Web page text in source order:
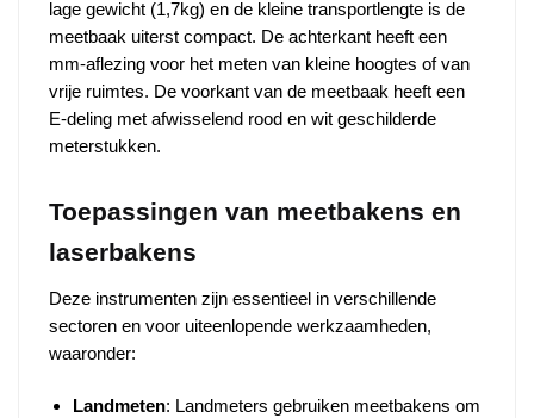
lage gewicht (1,7kg) en de kleine transportlengte is de
meetbaak uiterst compact. De achterkant heeft een
mm-aflezing voor het meten van kleine hoogtes of van
vrije ruimtes. De voorkant van de meetbaak heeft een
E-deling met afwisselend rood en wit geschilderde
meterstukken.
Toepassingen van meetbakens en
laserbakens
Deze instrumenten zijn essentieel in verschillende
sectoren en voor uiteenlopende werkzaamheden,
waaronder:
Landmeten: Landmeters gebruiken meetbakens om